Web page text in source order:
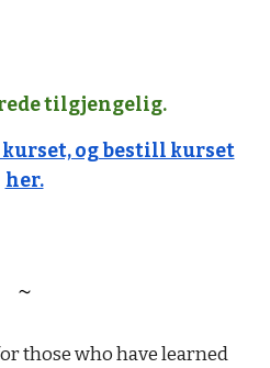
tilgjengelig.
kurset, og bestill kurset
her.
~
those who have learned